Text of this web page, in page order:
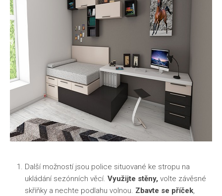
Další možností jsou police situované ke stropu na
ukládání sezónních věcí. Využijte stěny, volte závěsné
skříňky a nechte podlahu volnou. Zbavte se příček,